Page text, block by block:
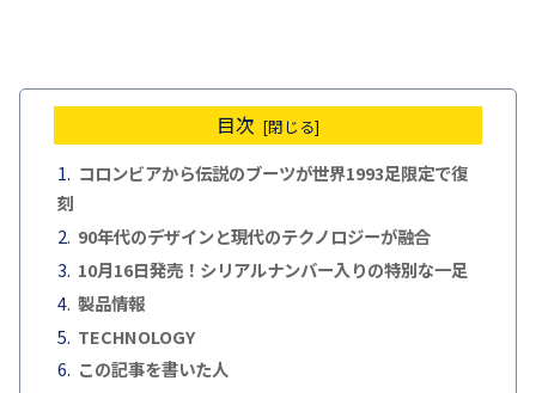
目次
コロンビアから伝説のブーツが世界1993足限定で復
刻
90年代のデザインと現代のテクノロジーが融合
10月16日発売！シリアルナンバー入りの特別な一足
製品情報
TECHNOLOGY
この記事を書いた人